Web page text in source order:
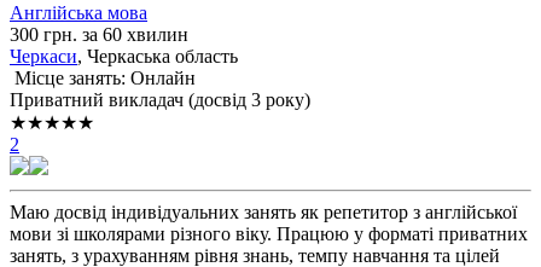
Англійська мова
300 грн. за 60 хвилин
Черкаси, Черкаська область
Місце занять: Онлайн
Приватний викладач (досвід 3 року)
★★★★★
2
Маю досвід індивідуальних занять як репетитор з англійської
мови зі школярами різного віку. Працюю у форматі приватних
занять, з урахуванням рівня знань, темпу навчання та цілей